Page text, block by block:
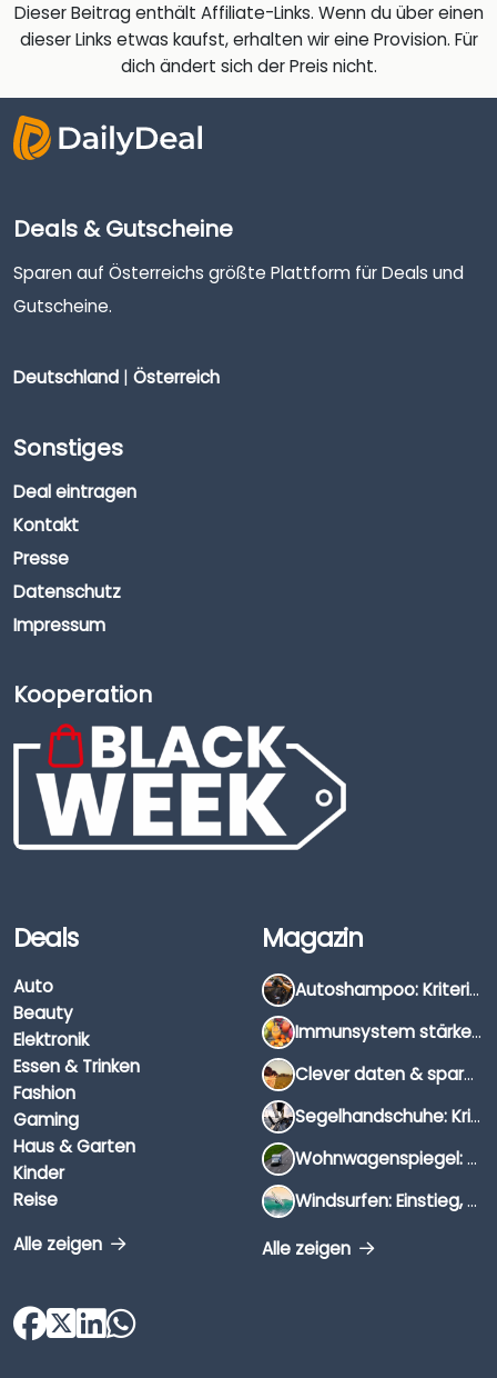
Dieser Beitrag enthält Affiliate-Links. Wenn du über einen
dieser Links etwas kaufst, erhalten wir eine Provision. Für
dich ändert sich der Preis nicht.
Deals & Gutscheine
Sparen auf Österreichs größte Plattform für Deals und
Gutscheine.
Deutschland | Österreich
Sonstiges
Deal eintragen
Kontakt
Presse
Datenschutz
Impressum
Kooperation
Deals
Auto
Beauty
Elektronik
Essen & Trinken
Fashion
Gaming
Haus & Garten
Kinder
Reise
Alle zeigen
Magazin
Autoshampoo: Kriterien, Unterschiede & Anwendung
Immunsystem stärken: Hausmittel, Vitamine & Wissenswertes
Clever daten & sparen: So findest du die besten Deals für Dates und Unternehmungen
Segelhandschuhe: Kriterien, Materialien & Tipps
Wohnwagenspiegel: Auswahl, Preise & Montage
Windsurfen: Einstieg, Ausrüstung & Tipps
Alle zeigen